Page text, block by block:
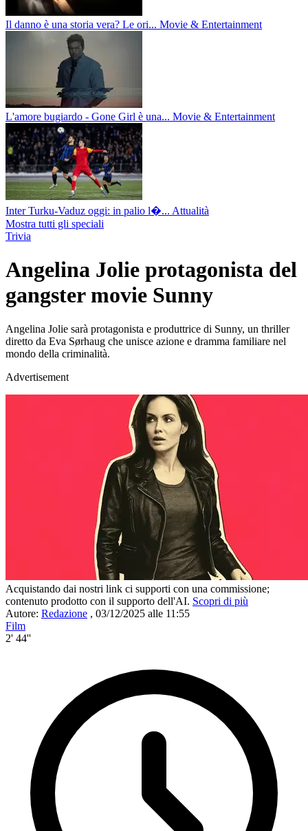
Il danno è una storia vera? Le ori... Movie & Entertainment
L'amore bugiardo - Gone Girl è una... Movie & Entertainment
Inter Turku-Vaduz oggi: in palio l�... Attualità
Mostra tutti gli speciali
Trivia
Angelina Jolie protagonista del
gangster movie Sunny
Angelina Jolie sarà protagonista e produttrice di Sunny, un thriller
diretto da Eva Sørhaug che unisce azione e dramma familiare nel
mondo della criminalità.
Advertisement
Acquistando dai nostri link ci supporti con una commissione;
contenuto prodotto con il supporto dell'AI. Scopri di più
Autore: Redazione , 03/12/2025 alle 11:55
Film
2' 44''